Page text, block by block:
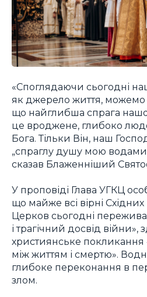
«Споглядаючи сьогодні
як джерело життя, можемо
що найглибша спрага
це вроджене, глибоко
Бога. Тільки Він, наш
„спраглу душу мою водами
сказав Блаженніший
У проповіді Глава УГКЦ
що майже всі вірні
Церков сьогодні
і трагічний досвід
християнське покликання
між життям і смертю».
глибоке переконання в
злом.